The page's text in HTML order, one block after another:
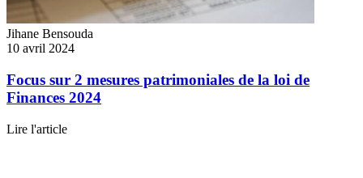
Jihane Bensouda
10 avril 2024
Focus sur 2 mesures patrimoniales de la loi de
Finances 2024
Lire l'article